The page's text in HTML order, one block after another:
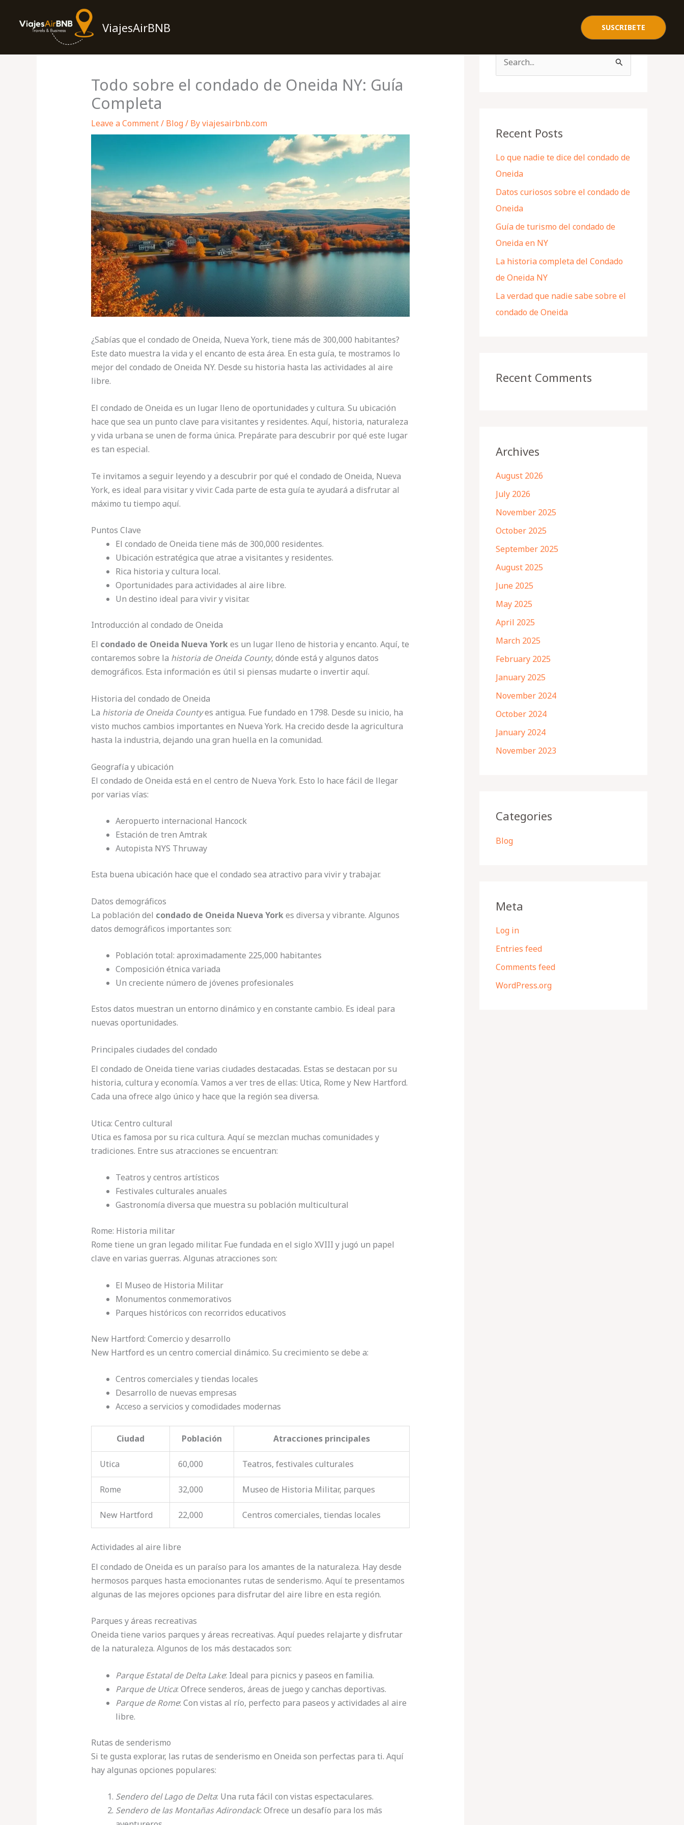
ViajesAirBNB SUSCRIBETE
Todo sobre el condado de Oneida NY: Guía
Completa
Leave a Comment/ Blog/ Byviajesairbnb.com
¿Sabías que el condado de Oneida, Nueva York, tiene más de 300,000 habitantes?
Este dato muestra la vida y el encanto de esta área. En esta guía, te mostramos lo
mejor del condado de Oneida NY. Desde su historia hasta las actividades al aire
libre.
El condado de Oneida es un lugar lleno de oportunidades y cultura. Su ubicación
hace que sea un punto clave para visitantes y residentes. Aquí, historia, naturaleza
y vida urbana se unen de forma única. Prepárate para descubrir por qué este lugar
es tan especial.
Te invitamos a seguir leyendo y a descubrir por qué el condado de Oneida, Nueva
York, es ideal para visitar y vivir. Cada parte de esta guía te ayudará a disfrutar al
máximo tu tiempo aquí.
Puntos Clave
El condado de Oneida tiene más de 300,000 residentes.
Ubicación estratégica que atrae a visitantes y residentes.
Rica historia y cultura local.
Oportunidades para actividades al aire libre.
Un destino ideal para vivir y visitar.
Introducción al condado de Oneida
El condado de Oneida Nueva Yorkes un lugar lleno de historia y encanto. Aquí, te
contaremos sobre la historia de Oneida County, dónde está y algunos datos
demográficos. Esta información es útil si piensas mudarte o invertir aquí.
Historia del condado de Oneida
La historia de Oneida Countyes antigua. Fue fundado en 1798. Desde su inicio, ha
visto muchos cambios importantes en Nueva York. Ha crecido desde la agricultura
hasta la industria, dejando una gran huella en la comunidad.
Geografía y ubicación
El condado de Oneida está en el centro de Nueva York. Esto lo hace fácil de llegar
por varias vías:
Aeropuerto internacional Hancock
Estación de tren Amtrak
Autopista NYS Thruway
Esta buena ubicación hace que el condado sea atractivo para vivir y trabajar.
Datos demográficos
La población del condado de Oneida Nueva Yorkes diversa y vibrante. Algunos
datos demográficos importantes son:
Población total: aproximadamente 225,000 habitantes
Composición étnica variada
Un creciente número de jóvenes profesionales
Estos datos muestran un entorno dinámico y en constante cambio. Es ideal para
nuevas oportunidades.
Principales ciudades del condado
El condado de Oneida tiene varias ciudades destacadas. Estas se destacan por su
historia, cultura y economía. Vamos a ver tres de ellas: Utica, Rome y New Hartford.
Cada una ofrece algo único y hace que la región sea diversa.
Utica: Centro cultural
Utica es famosa por su rica cultura. Aquí se mezclan muchas comunidades y
tradiciones. Entre sus atracciones se encuentran:
Teatros y centros artísticos
Festivales culturales anuales
Gastronomía diversa que muestra su población multicultural
Rome: Historia militar
Rome tiene un gran legado militar. Fue fundada en el siglo XVIII y jugó un papel
clave en varias guerras. Algunas atracciones son:
El Museo de Historia Militar
Monumentos conmemorativos
Parques históricos con recorridos educativos
New Hartford: Comercio y desarrollo
New Hartford es un centro comercial dinámico. Su crecimiento se debe a:
Centros comerciales y tiendas locales
Desarrollo de nuevas empresas
Acceso a servicios y comodidades modernas
Ciudad Población Atracciones principales
Utica 60,000 Teatros, festivales culturales
Rome 32,000 Museo de Historia Militar, parques
New Hartford 22,000 Centros comerciales, tiendas locales
Actividades al aire libre
El condado de Oneida es un paraíso para los amantes de la naturaleza. Hay desde
hermosos parques hasta emocionantes rutas de senderismo. Aquí te presentamos
algunas de las mejores opciones para disfrutar del aire libre en esta región.
Parques y áreas recreativas
Oneida tiene varios parques y áreas recreativas. Aquí puedes relajarte y disfrutar
de la naturaleza. Algunos de los más destacados son:
Parque Estatal de Delta Lake: Ideal para picnics y paseos en familia.
Parque de Utica: Ofrece senderos, áreas de juego y canchas deportivas.
Parque de Rome: Con vistas al río, perfecto para paseos y actividades al aire
libre.
Rutas de senderismo
Si te gusta explorar, las rutas de senderismo en Oneida son perfectas para ti. Aquí
hay algunas opciones populares:
Sendero del Lago de Delta: Una ruta fácil con vistas espectaculares.
Sendero de las Montañas Adirondack: Ofrece un desafío para los más
c
f
o
r
:
Recent Posts
Lo que nadie te dice del condado de
Oneida
Datos curiosos sobre el condado de
Oneida
Guía de turismo del condado de
Oneida en NY
La historia completa del Condado
de Oneida NY
La verdad que nadie sabe sobre el
condado de Oneida
Recent Comments
Archives
August 2026
July 2026
November 2025
October 2025
September 2025
August 2025
June 2025
May 2025
April 2025
March 2025
February 2025
January 2025
November 2024
October 2024
January 2024
November 2023
Categories
Blog
Meta
Log in
Entries feed
Comments feed
WordPress.org